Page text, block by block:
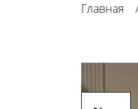
Главная